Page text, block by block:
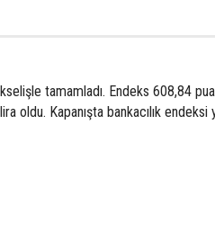
tamamladı. Endeks 608,84
oldu. Kapanışta bankacılık endeksi